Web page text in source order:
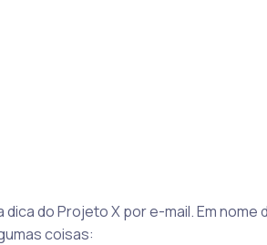
do Projeto X por e-mail. Em nome
coisas: